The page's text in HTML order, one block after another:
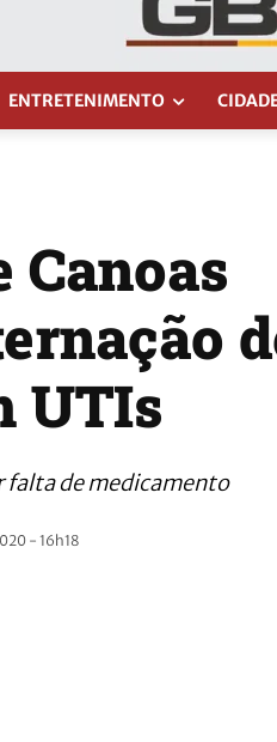
ENTRETENIMENTO
Canoas
UTIs
de medicamento
- 16h18